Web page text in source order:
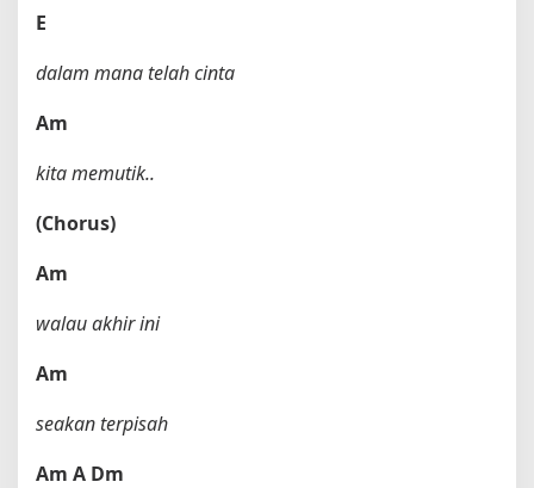
E
dalam mana telah cinta
Am
kita memutik..
(Chorus)
Am
walau akhir ini
Am
seakan terpisah
Am A Dm